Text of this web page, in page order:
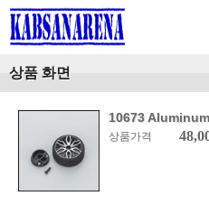
상품 화면
10673
상품가격